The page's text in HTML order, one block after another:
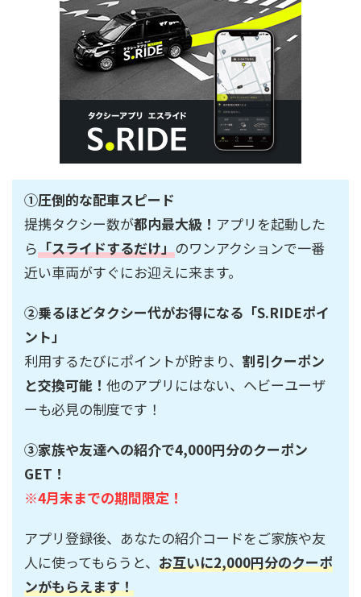
①圧倒的な配車スピード
提携タクシー数が都内最大級！ アプリを起動した
ら「スライドするだけ」のワンアクションで一番
近い車両がすぐにお迎えに来ます。
②乗るほどタクシー代がお得になる「S.RIDEポイ
ント」
利用するたびにポイントが貯まり、 割引クーポン
と交換可能！ 他のアプリにはない、ヘビーユーザ
ーも必見の制度です！
③家族や友達への紹介で4,000円分のクーポン
GET！
※4月末までの期間限定！
アプリ登録後、あなたの紹介コードをご家族や友
人に使ってもらうと、 お互いに2,000円分のクーポ
ンがもらえます！